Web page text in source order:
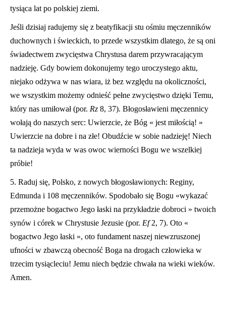
tysiąca lat po polskiej ziemi.
Jeśli dzisiaj radujemy się z beatyfikacji stu ośmiu męczenników
duchownych i świeckich, to przede wszystkim dlatego, że są oni
świadectwem zwycięstwa Chrystusa darem przywracającym
nadzieję. Gdy bowiem dokonujemy tego uroczystego aktu,
niejako odżywa w nas wiara, iż bez względu na okoliczności,
we wszystkim możemy odnieść pełne zwycięstwo dzięki Temu,
który nas umiłował (por. Rz 8, 37). Błogosławieni męczennicy
wołają do naszych serc: Uwierzcie, że Bóg « jest miłością! »
Uwierzcie na dobre i na złe! Obudźcie w sobie nadzieję! Niech
ta nadzieja wyda w was owoc wierności Bogu we wszelkiej
próbie!
5. Raduj się, Polsko, z nowych błogosławionych: Reginy,
Edmunda i 108 męczenników. Spodobało się Bogu «wykazać
przemożne bogactwo Jego łaski na przykładzie dobroci » twoich
synów i córek w Chrystusie Jezusie (por. Ef2, 7). Oto «
bogactwo Jego łaski », oto fundament naszej niewzruszonej
ufności w zbawczą obecność Boga na drogach człowieka w
trzecim tysiącleciu! Jemu niech będzie chwała na wieki wieków.
Amen.